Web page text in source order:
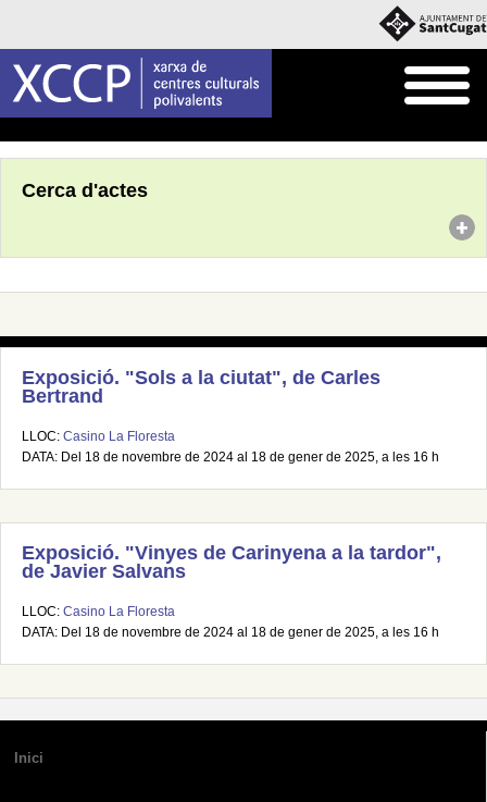
Cerca d'actes
Exposició. "Sols a la ciutat", de Carles
Bertrand
LLOC: Casino La Floresta
DATA: Del 18 de novembre de 2024 al 18 de gener de 2025, a les 16 h
Exposició. "Vinyes de Carinyena a la tardor",
de Javier Salvans
LLOC: Casino La Floresta
DATA: Del 18 de novembre de 2024 al 18 de gener de 2025, a les 16 h
Inici